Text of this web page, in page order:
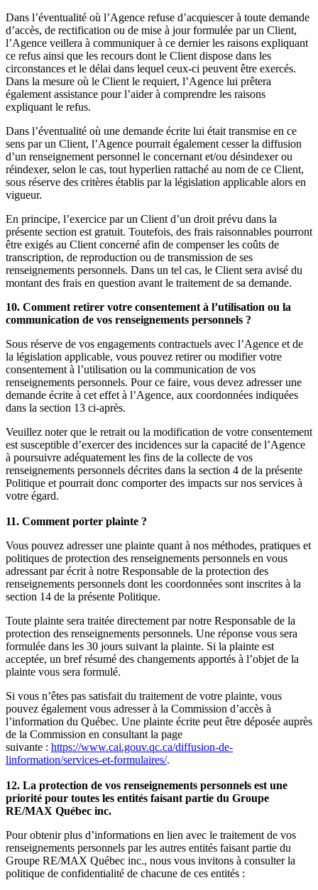
Dans l’éventualité où l’Agence refuse d’acquiescer à toute demande
d’accès, de rectification ou de mise à jour formulée par un Client,
l’Agence veillera à communiquer à ce dernier les raisons expliquant
ce refus ainsi que les recours dont le Client dispose dans les
circonstances et le délai dans lequel ceux-ci peuvent être exercés.
Dans la mesure où le Client le requiert, l’Agence lui prêtera
également assistance pour l’aider à comprendre les raisons
expliquant le refus.
Dans l’éventualité où une demande écrite lui était transmise en ce
sens par un Client, l’Agence pourrait également cesser la diffusion
d’un renseignement personnel le concernant et/ou désindexer ou
réindexer, selon le cas, tout hyperlien rattaché au nom de ce Client,
sous réserve des critères établis par la législation applicable alors en
vigueur.
En principe, l’exercice par un Client d’un droit prévu dans la
présente section est gratuit. Toutefois, des frais raisonnables pourront
être exigés au Client concerné afin de compenser les coûts de
transcription, de reproduction ou de transmission de ses
renseignements personnels. Dans un tel cas, le Client sera avisé du
montant des frais en question avant le traitement de sa demande.
10. Comment retirer votre consentement à l’utilisation ou la
communication de vos renseignements personnels ?
Sous réserve de vos engagements contractuels avec l’Agence et de
la législation applicable, vous pouvez retirer ou modifier votre
consentement à l’utilisation ou la communication de vos
renseignements personnels. Pour ce faire, vous devez adresser une
demande écrite à cet effet à l’Agence, aux coordonnées indiquées
dans la section 13 ci-après.
Veuillez noter que le retrait ou la modification de votre consentement
est susceptible d’exercer des incidences sur la capacité de l’Agence
à poursuivre adéquatement les fins de la collecte de vos
renseignements personnels décrites dans la section 4 de la présente
Politique et pourrait donc comporter des impacts sur nos services à
votre égard.
11. Comment porter plainte ?
Vous pouvez adresser une plainte quant à nos méthodes, pratiques et
politiques de protection des renseignements personnels en vous
adressant par écrit à notre Responsable de la protection des
renseignements personnels dont les coordonnées sont inscrites à la
section 14 de la présente Politique.
Toute plainte sera traitée directement par notre Responsable de la
protection des renseignements personnels. Une réponse vous sera
formulée dans les 30 jours suivant la plainte. Si la plainte est
acceptée, un bref résumé des changements apportés à l’objet de la
plainte vous sera formulé.
Si vous n’êtes pas satisfait du traitement de votre plainte, vous
pouvez également vous adresser à la Commission d’accès à
l’information du Québec. Une plainte écrite peut être déposée auprès
de la Commission en consultant la page
suivante : https://www.cai.gouv.qc.ca/diffusion-de-
linformation/services-et-formulaires/.
12. La protection de vos renseignements personnels est une
priorité pour toutes les entités faisant partie du Groupe
RE/MAX Québec inc.
Pour obtenir plus d’informations en lien avec le traitement de vos
renseignements personnels par les autres entités faisant partie du
Groupe RE/MAX Québec inc., nous vous invitons à consulter la
politique de confidentialité de chacune de ces entités :